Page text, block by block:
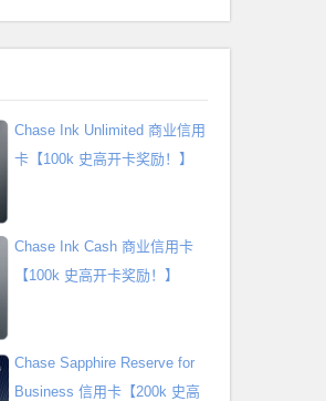
Chase Ink Unlimited 商业信用
卡【100k 史高开卡奖励！】
Chase Ink Cash 商业信用卡
【100k 史高开卡奖励！】
Chase Sapphire Reserve for
Business 信用卡【200k 史高